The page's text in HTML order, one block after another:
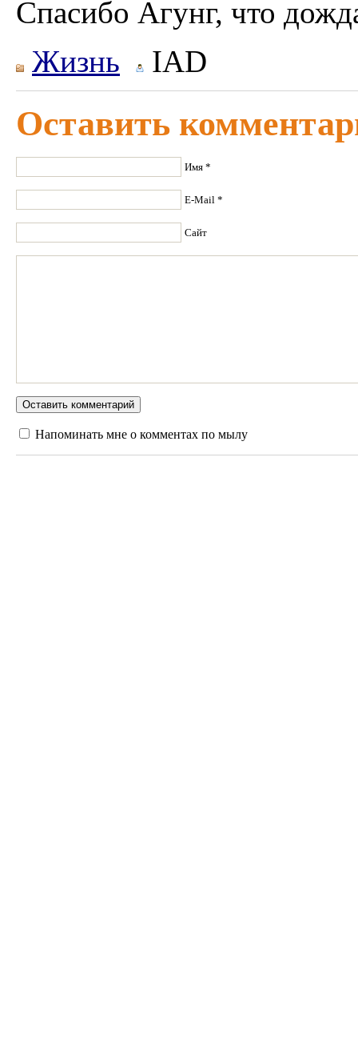
Спасибо Агунг, что
Жизнь
IAD
Оставить
Имя *
E-Mail *
Сайт
Напоминать мне о комментах по мылу